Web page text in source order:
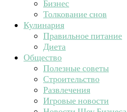
Бизнес
Толкование снов
Кулинария
Правильное питание
Диета
Общество
Полезные советы
Строительство
Развлечения
Игровые новости